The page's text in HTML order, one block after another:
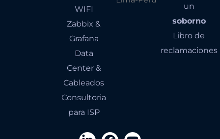
WIFI
Zabbix &
Grafana
Data
Center &
Cableados
Consultoria
para ISP
un
soborno
Libro de
reclamaciones